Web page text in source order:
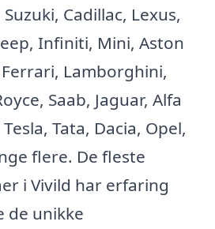
Cadillac, Lexus,
Infiniti, Mini, Aston
Lamborghini,
Saab, Jaguar, Alfa
Tata, Dacia, Opel,
flere. De fleste
i Vivild har erfaring
de unikke